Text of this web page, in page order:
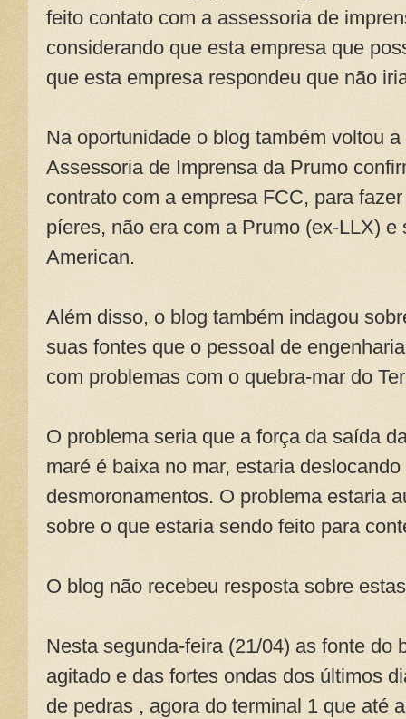
feito contato com a assessoria de
considerando que esta empresa que
que esta empresa respondeu que não
Na oportunidade o blog também voltou
Assessoria de Imprensa da Prumo
contrato com a empresa FCC, para
píeres, não era com a Prumo (ex-LLX)
American.
Além disso, o blog também indagou
suas fontes que o pessoal de
com problemas com o quebra-mar do
O problema seria que a força da saída
maré é baixa no mar, estaria
desmoronamentos. O problema estaria
sobre o que estaria sendo feito para
O blog não recebeu resposta sobre
Nesta segunda-feira (21/04) as fonte do
agitado e das fortes ondas dos últimos
de pedras , agora do terminal 1 que até